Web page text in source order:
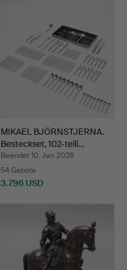
MIKAEL BJÖRNSTJERNA.
Besteckset, 102-teili…
Beendet 10. Jan 2026
54 Gebote
3.796 USD